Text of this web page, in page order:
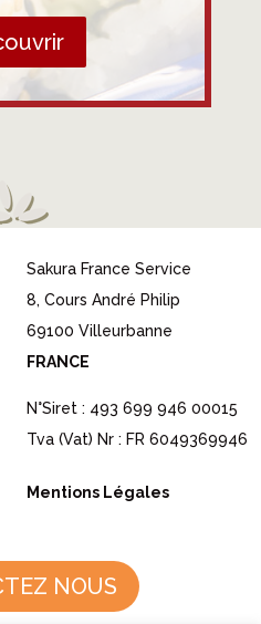
Sakura France Service
8, Cours André Philip
69100 Villeurbanne
FRANCE
N°Siret : 493 699 946 00015
Tva (Vat) Nr : FR 6049369946
Mentions Légales
NOUS